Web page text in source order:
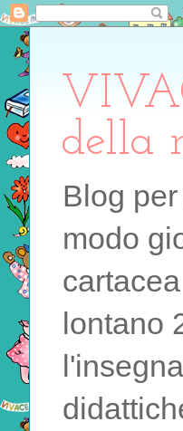
della
Blog
modo
lontano